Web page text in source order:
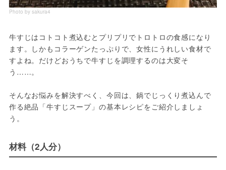
Photo by sakura4
牛すじはコトコト煮込むとプリプリでトロトロの食感になり
ます。しかもコラーゲンたっぷりで、女性にうれしい食材で
すよね。だけどおうちで牛すじを調理するのは大変そ
う……。
そんなお悩みを解決すべく、今回は、鍋でじっくり煮込んで
作る絶品「牛すじスープ」の基本レシピをご紹介しましょ
う。
材料（2人分）